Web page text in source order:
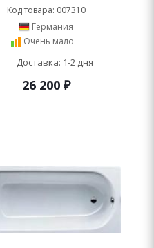
Код товара: 007310
Германия
Очень мало
Доставка: 1-2 дня
26 200₽